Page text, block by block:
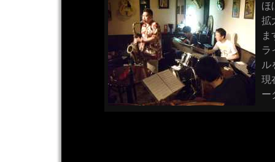
ほ
拡
ま
ラ
ル
現
ー